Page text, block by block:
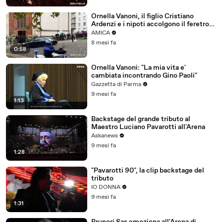
0:58
Ornella Vanoni, il figlio Cristiano
Ardenzi e i nipoti accolgono il feretro
tra gli applausi
AMICA
8 mesi fa
1:13
Ornella Vanoni: "La mia vita e'
cambiata incontrando Gino Paoli"
Gazzetta di Parma
9 mesi fa
1:28
Backstage del grande tributo al
Maestro Luciano Pavarotti all'Arena
Askanews
9 mesi fa
1:31
"Pavarotti 90", la clip backstage del
tributo
IO DONNA
9 mesi fa